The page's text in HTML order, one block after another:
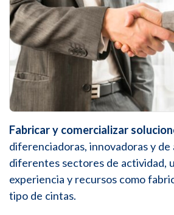
Fabricar y comercializar
diferenciadoras, innovadoras y de
diferentes sectores de actividad,
experiencia y recursos como
tipo de cintas.